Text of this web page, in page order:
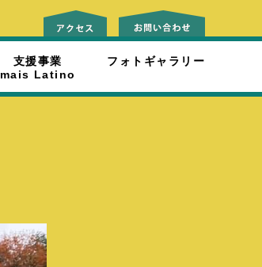
支援事業
mais Latino
フォトギャラリー